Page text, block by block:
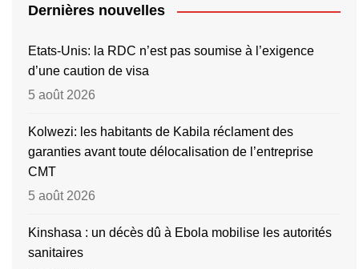
Dernières nouvelles
Etats-Unis: la RDC n’est pas soumise à l’exigence
d’une caution de visa
5 août 2026
Kolwezi: les habitants de Kabila réclament des
garanties avant toute délocalisation de l’entreprise
CMT
5 août 2026
Kinshasa : un décès dû à Ebola mobilise les autorités
sanitaires